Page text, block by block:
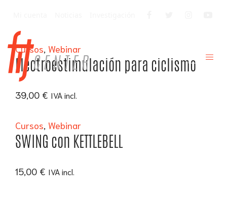
Cursos, Webinar
Electroestimulación para ciclismo
39,00 € IVA incl.
Cursos, Webinar
SWING con KETTLEBELL
15,00 € IVA incl.